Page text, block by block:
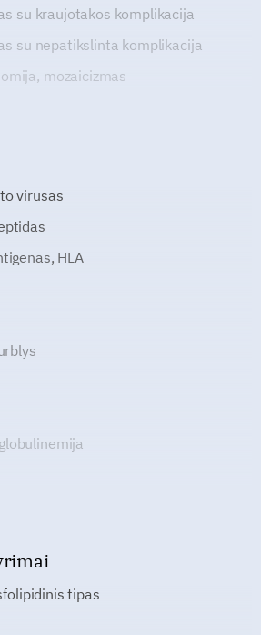
su kraujotakos komplikacija
su nepatikslinta komplikacija
mozaicizmas
virusas
HLA
tipas